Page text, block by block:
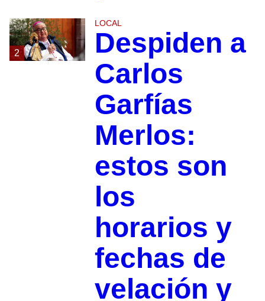
2
LOCAL
Despiden a
Carlos
Garfías
Merlos:
estos son
los
horarios y
fechas de
velación y